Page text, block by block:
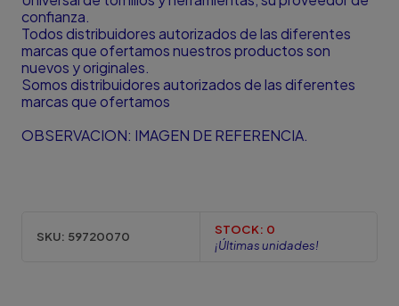
confianza.
Todos distribuidores autorizados de las diferentes
marcas que ofertamos nuestros productos son
nuevos y originales.
Somos distribuidores autorizados de las diferentes
marcas que ofertamos
OBSERVACION: IMAGEN DE REFERENCIA.
SKU: 59720070 STOCK: 0
¡Últimas unidades!